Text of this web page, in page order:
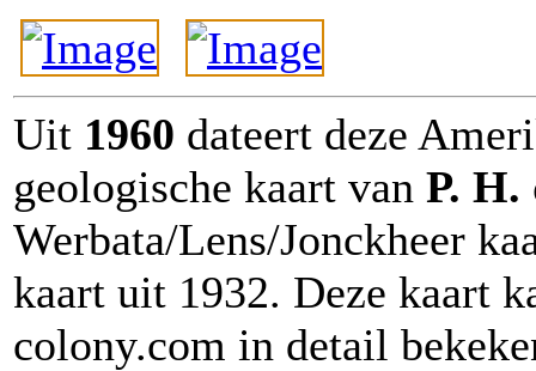
Uit 1960 dateert deze
geologische kaart van P. H.
Werbata/Lens/Jonckheer
kaart uit 1932. Deze kaart
colony.com in detail